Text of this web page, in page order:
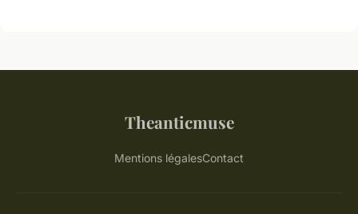
Theanticmuse
Mentions légalesContact